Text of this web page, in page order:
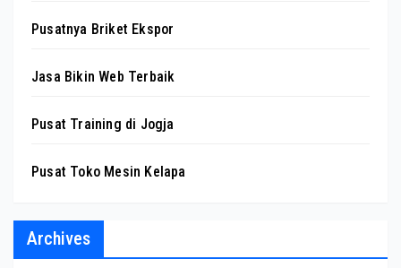
Pusatnya Briket Ekspor
Jasa Bikin Web Terbaik
Pusat Training di Jogja
Pusat Toko Mesin Kelapa
Archives